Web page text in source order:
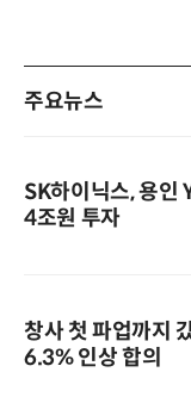
주요뉴스
SK하이닉스, 용인
4조원 투자
창사 첫 파업까지
6.3% 인상 합의